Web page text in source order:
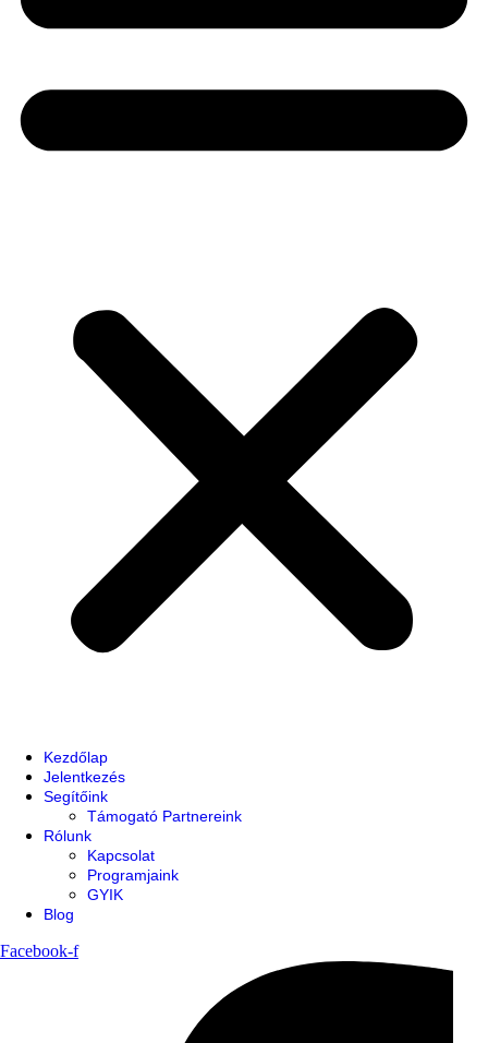
Kezdőlap
Jelentkezés
Segítőink
Támogató Partnereink
Rólunk
Kapcsolat
Programjaink
GYIK
Blog
Facebook-f